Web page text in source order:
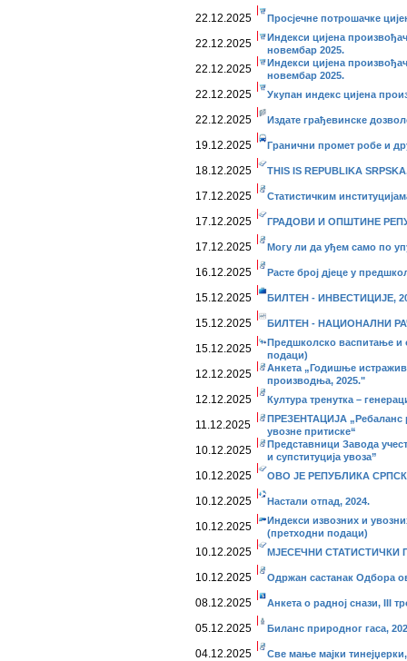
22.12.2025 Просјечне потрошачке
22.12.2025
Индекси цијена
новембар 2025.
22.12.2025
Индекси цијена
новембар 2025.
22.12.2025 Укупан индекс цијена
22.12.2025 Издате грађевинске
19.12.2025 Гранични промет робе и
18.12.2025 THIS IS REPUBLIKA
17.12.2025 Статистичким
17.12.2025 ГРАДОВИ И ОПШТИНЕ
17.12.2025 Могу ли да уђем само по
16.12.2025 Расте број дјеце у
15.12.2025 БИЛТЕН - ИНВЕСТИЦИЈЕ,
15.12.2025 БИЛТЕН - НАЦИОНАЛНИ
15.12.2025
Предшколско васпитање и
подаци)
12.12.2025
Анкета „Годишње
производња, 2025."
12.12.2025 Култура тренутка –
11.12.2025
ПРЕЗЕНТАЦИЈА „Ребаланс
увозне притиске“
10.12.2025
Представници Завода
и супституција увоза”
10.12.2025 ОВО ЈЕ РЕПУБЛИКА
10.12.2025 Настали отпад, 2024.
10.12.2025
Индекси извозних и
(претходни подаци)
10.12.2025 МЈЕСЕЧНИ СТАТИСТИЧКИ
10.12.2025 Одржан састанак Одбора
08.12.2025 Анкета о радној снази, III
05.12.2025 Биланс природног гаса,
04.12.2025 Све мање мајки